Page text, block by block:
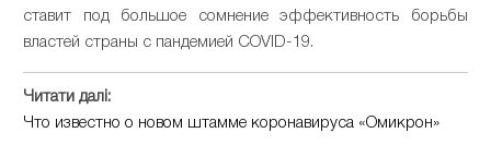
ставит под большое сомнение эффективность борьбы
властей страны с пандемией COVID-19.
Читати далі:
Что известно о новом штамме коронавируса «Омикрон»